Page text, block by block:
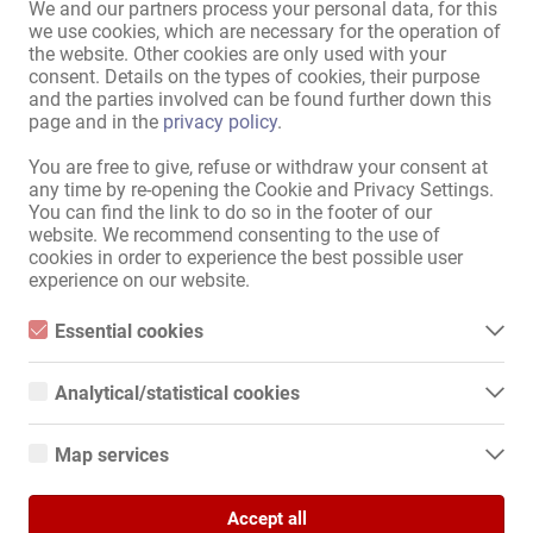
We and our partners process your personal data, for this
we use cookies, which are necessary for the operation of
the website. Other cookies are only used with your
consent. Details on the types of cookies, their purpose
and the parties involved can be found further down this
page and in the privacy policy.
You are free to give, refuse or withdraw your consent at
any time by re-opening the Cookie and Privacy Settings.
You can find the link to do so in the footer of our
website. We recommend consenting to the use of
cookies in order to experience the best possible user
experience on our website.
Essential cookies
Essential cookies are all cookies necessary for the operation of
function properly without these cookies.
Analytical/statistical cookies
Analytical or statistical cookies are cookies that are used to
They help website owners understand how visitors interact with
Map services
When you use Google Maps on our website, information about
Accept all
27.07.
Luzern
Locuri De Muncă În Industria
Erotică
Studio Elite
27.07.
Locuri De Muncă În Industria
Erotică